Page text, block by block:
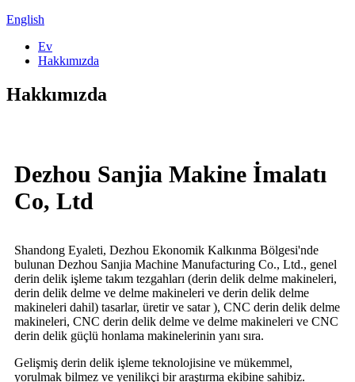
English
Ev
Hakkımızda
Hakkımızda
Dezhou Sanjia Makine İmalatı
Co, Ltd
Shandong Eyaleti, Dezhou Ekonomik Kalkınma Bölgesi'nde
bulunan Dezhou Sanjia Machine Manufacturing Co., Ltd., genel
derin delik işleme takım tezgahları (derin delik delme makineleri,
derin delik delme ve delme makineleri ve derin delik delme
makineleri dahil) tasarlar, üretir ve satar ), CNC derin delik delme
makineleri, CNC derin delik delme ve delme makineleri ve CNC
derin delik güçlü honlama makinelerinin yanı sıra.
Gelişmiş derin delik işleme teknolojisine ve mükemmel,
yorulmak bilmez ve yenilikçi bir araştırma ekibine sahibiz.